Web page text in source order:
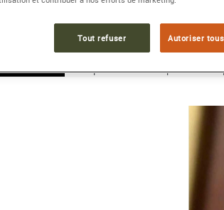
joaillerie auprès d'une
pierres et composées
mettent en lumières le
À travers la diversité
présentant les plus belles
Tout refuser Autoriser